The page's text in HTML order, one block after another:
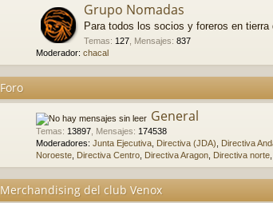
Grupo Nomadas
Para todos los socios y foreros en
Temas: 127 Mensajes: 837
Moderador: chacal
Foro
General
Temas: 13897 Mensajes: 174538
Moderadores: Junta Ejecutiva Directiva (JDA) Directiva
Noroeste Directiva Centro Directiva Aragon Directiva norte
Merchandising del club Venox